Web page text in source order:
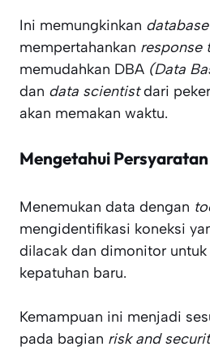
Ini memungkinkan database
mempertahankan response
memudahkan DBA (Data
dan data scientistdari
akan memakan waktu.
Mengetahui
Menemukan data dengan
mengidentifikasi koneksi
dilacak dan dimonitor untuk
kepatuhan baru.
Kemampuan ini menjadi
pada bagian risk and